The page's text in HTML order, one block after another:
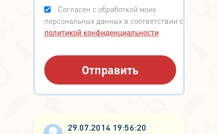
Согласен с обработкой моих
персональных данных в соответствии с
политикой конфиденциальности
29.07.2014 19:56:20